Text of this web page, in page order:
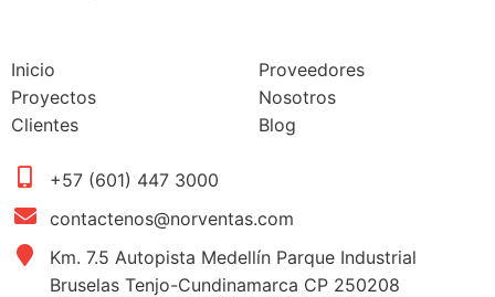
Inicio
Proyectos
Clientes
Proveedores
Nosotros
Blog
+57 (601) 447 3000
contactenos@norventas.com
Km. 7.5 Autopista Medellín Parque Industrial
Bruselas Tenjo-Cundinamarca CP 250208